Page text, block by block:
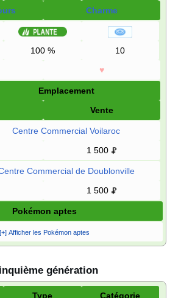
Charme
100 %
10
♥
Emplacement
Vente
Centre Commercial Voilaroc
1 500
Commercial de Doublonville
1 500
Pokémon aptes
[+] Afficher les Pokémon aptes
génération
Type Catégorie